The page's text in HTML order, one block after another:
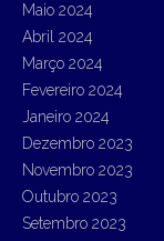
Maio 2024
Abril 2024
Março 2024
Fevereiro 2024
Janeiro 2024
Dezembro 2023
Novembro 2023
Outubro 2023
Setembro 2023